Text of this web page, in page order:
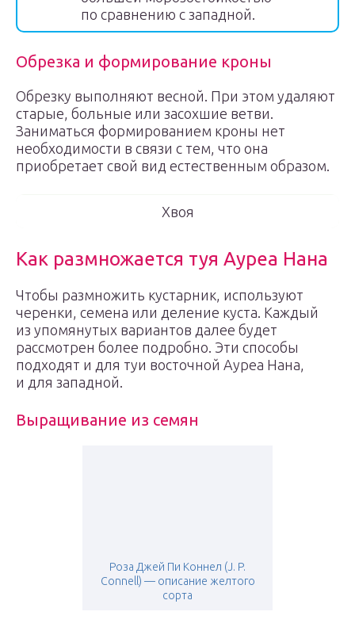
по сравнению с западной.
Обрезка и формирование кроны
Обрезку выполняют весной. При этом удаляют
старые, больные или засохшие ветви.
Заниматься формированием кроны нет
необходимости в связи с тем, что она
приобретает свой вид естественным образом.
Хвоя
Как размножается туя Ауреа Нана
Чтобы размножить кустарник, используют
черенки, семена или деление куста. Каждый
из упомянутых вариантов далее будет
рассмотрен более подробно. Эти способы
подходят и для туи восточной Ауреа Нана,
и для западной.
Выращивание из семян
Роза Джей Пи Коннел (J. P.
Connell) — описание желтого
сорта